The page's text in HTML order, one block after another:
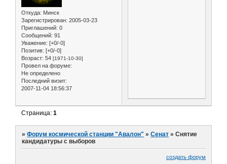
Откуда: Минск
Зарегистрирован: 2005-03-23
Приглашений: 0
Сообщений: 91
Уважение: [+0/-0]
Позитив: [+0/-0]
Возраст: 54 [1971-10-30]
Провел на форуме:
Не определено
Последний визит:
2007-11-04 18:56:37
Страница:1
»Форум космической станции "Авалон" »Сенат »Снятие
кандидатуры с выборов
создать форум